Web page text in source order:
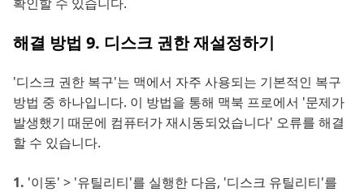
해결 방법 9. 디스크 권한 재설정하기
'디스크 권한 복구'는 맥에서 자주 사용되는 기본적인 복구
방법 중 하나입니다. 이 방법을 통해 맥북 프로에서 '문제가
발생했기 때문에 컴퓨터가 재시동되었습니다' 오류를 해결
할 수 있습니다.
'이동' > '유틸리티'를 실행한 다음, '디스크 유틸리티'를